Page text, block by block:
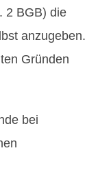
2 BGB) die
anzugeben.
Gründen
bei